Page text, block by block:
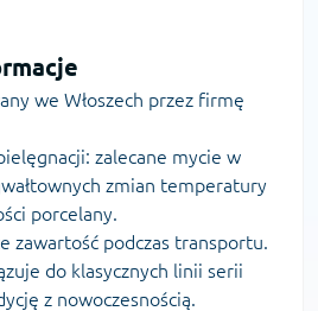
we Włoszech przez firmę
zalecane mycie w
zmian temperatury
porcelany.
zawartość podczas transportu.
do klasycznych linii serii
z nowoczesnością.